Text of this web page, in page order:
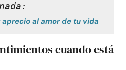
al amor de tu vida
cuando está